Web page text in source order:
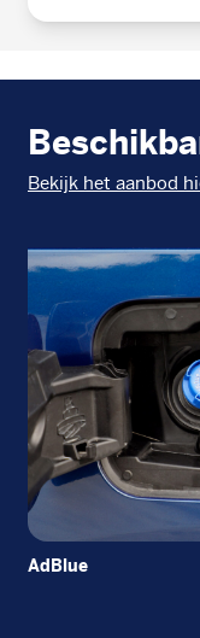
Bekijk het aanbod
AdBlue